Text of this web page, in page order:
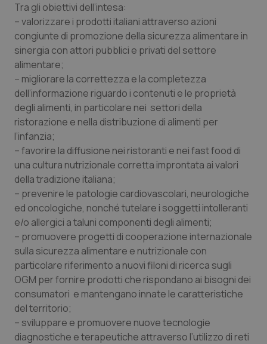
Emilia-Romagna
Friuli Venezia Giulia
Lazio
Liguria
Lombardia
Marche
Molise
Piemonte
Provincia Autonoma di Bolzano
Provincia Autonoma di Trento
Puglia
Colesterolo & coronaropatie
Dermatite Atopica
Diabete & glucometri
Disturbi dell’umore
Dolore
Donna & Salute
Epatiti
HIV
Infezioni & Febbre
Ipertensione & Scompenso
Malattie rare
Tra gli obiettivi dell’intesa:
– valorizzare i prodotti italiani attraverso azioni
congiunte di promozione della sicurezza alimentare in
sinergia con attori pubblici e privati del settore
alimentare;
– migliorare la correttezza e la completezza
dell’informazione riguardo i contenuti e le proprietà
degli alimenti, in particolare nei settori della
ristorazione e nella distribuzione di alimenti per
l’infanzia;
– favorire la diffusione nei ristoranti e nei fast food di
una cultura nutrizionale corretta improntata ai valori
della tradizione italiana;
– prevenire le patologie cardiovascolari, neurologiche
ed oncologiche, nonché tutelare i soggetti intolleranti
e/o allergici a taluni componenti degli alimenti;
– promuovere progetti di cooperazione internazionale
sulla sicurezza alimentare e nutrizionale con
particolare riferimento a nuovi filoni di ricerca sugli
OGM per fornire prodotti che rispondano ai bisogni dei
consumatori e mantengano innate le caratteristiche
del territorio;
– sviluppare e promuovere nuove tecnologie
diagnostiche e terapeutiche attraverso l’utilizzo di reti